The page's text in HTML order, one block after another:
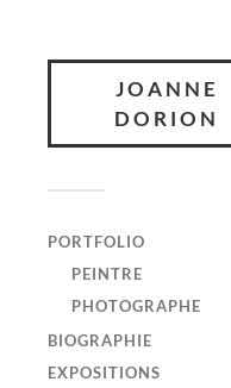
JOANNE
DORION
PORTFOLIO
PEINTRE
PHOTOGRAPHE
BIOGRAPHIE
EXPOSITIONS